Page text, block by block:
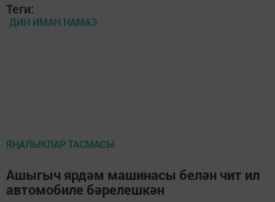
Теги:
ДИН ИМАН НАМАЗ
ЯҢАЛЫКЛАР ТАСМАСЫ
Ашыгыч ярдәм машинасы белән чит ил
автомобиле бәрелешкән